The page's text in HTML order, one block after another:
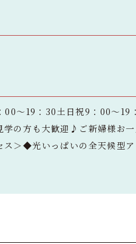
00～19：30土日祝9：00～19
学の方も大歓迎♪ご新婦様お
ス＞◆光いっぱいの全天候型